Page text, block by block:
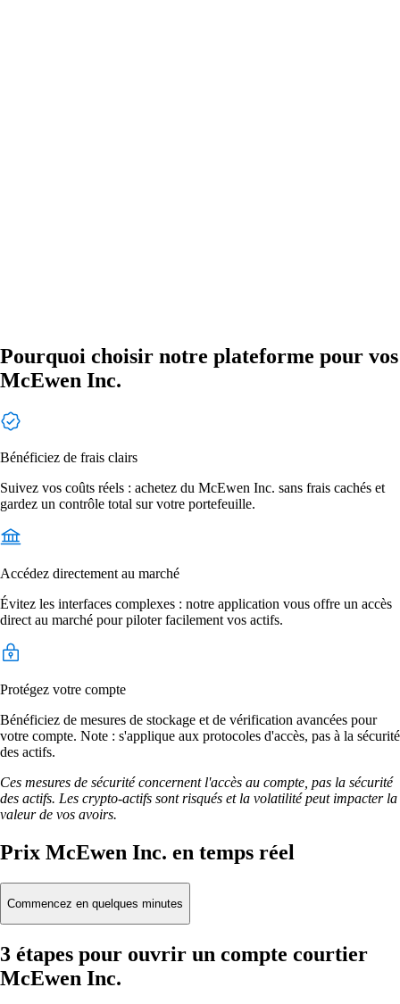
Pourquoi choisir notre plateforme pour vos
McEwen Inc.
Bénéficiez de frais clairs
Suivez vos coûts réels : achetez du McEwen Inc. sans frais cachés et
gardez un contrôle total sur votre portefeuille.
Accédez directement au marché
Évitez les interfaces complexes : notre application vous offre un accès
direct au marché pour piloter facilement vos actifs.
Protégez votre compte
Bénéficiez de mesures de stockage et de vérification avancées pour
votre compte. Note : s'applique aux protocoles d'accès, pas à la sécurité
des actifs.
Ces mesures de sécurité concernent l'accès au compte, pas la sécurité
des actifs. Les crypto-actifs sont risqués et la volatilité peut impacter la
valeur de vos avoirs.
Prix McEwen Inc. en temps réel
Commencez en quelques minutes
3 étapes pour ouvrir un compte courtier
McEwen Inc.